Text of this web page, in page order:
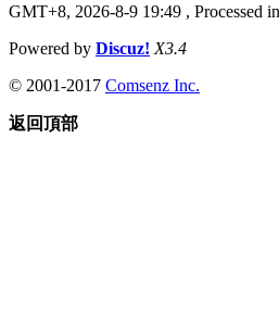
GMT+8, 2026-8-9 19:49 , Processed
Powered by Discuz! X3.4
© 2001-2017 Comsenz Inc.
返回頂部